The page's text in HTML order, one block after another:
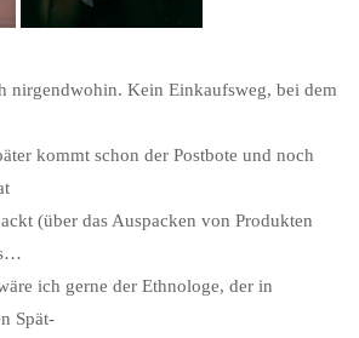
nirgendwohin. Kein Einkaufsweg, bei dem
kommt schon der Postbote und noch
(über das Auspacken von Produkten
ich gerne der Ethnologe, der in
Spät-